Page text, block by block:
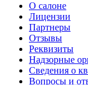
О салоне
Лицензии
Партнеры
Отзывы
Реквизиты
Надзорные
Сведения о
Вопросы и